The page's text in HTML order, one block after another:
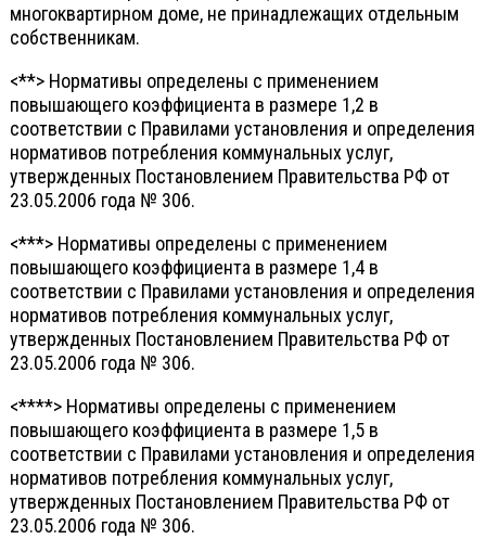
многоквартирном доме, не принадлежащих отдельным
собственникам.
<**> Нормативы определены с применением
повышающего коэффициента в размере 1,2 в
соответствии с Правилами установления и определения
нормативов потребления коммунальных услуг,
утвержденных Постановлением Правительства РФ от
23.05.2006 года № 306.
<***> Нормативы определены с применением
повышающего коэффициента в размере 1,4 в
соответствии с Правилами установления и определения
нормативов потребления коммунальных услуг,
утвержденных Постановлением Правительства РФ от
23.05.2006 года № 306.
<****> Нормативы определены с применением
повышающего коэффициента в размере 1,5 в
соответствии с Правилами установления и определения
нормативов потребления коммунальных услуг,
утвержденных Постановлением Правительства РФ от
23.05.2006 года № 306.